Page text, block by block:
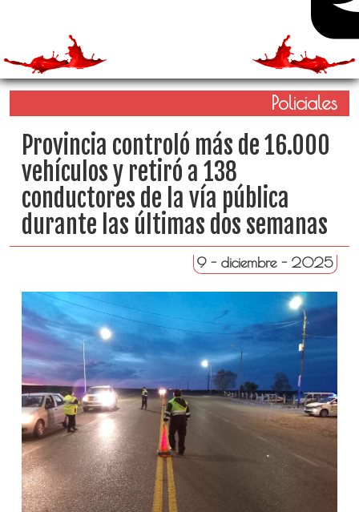
Policiales
Provincia controló más de 16.000
vehículos y retiró a 138
conductores de la vía pública
durante las últimas dos semanas
9 - diciembre - 2025